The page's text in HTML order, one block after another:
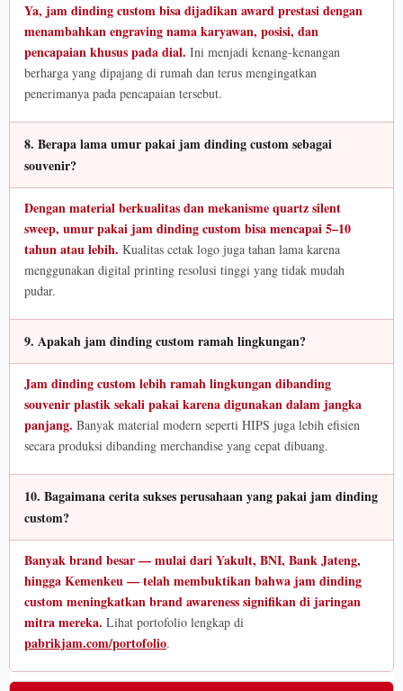
Ya, jam dinding custom bisa dijadikan award prestasi dengan
menambahkan engraving nama karyawan, posisi, dan
pencapaian khusus pada dial. Ini menjadi kenang-kenangan
berharga yang dipajang di rumah dan terus mengingatkan
penerimanya pada pencapaian tersebut.
8. Berapa lama umur pakai jam dinding custom sebagai
souvenir?
Dengan material berkualitas dan mekanisme quartz silent
sweep, umur pakai jam dinding custom bisa mencapai 5–10
tahun atau lebih. Kualitas cetak logo juga tahan lama karena
menggunakan digital printing resolusi tinggi yang tidak mudah
pudar.
9. Apakah jam dinding custom ramah lingkungan?
Jam dinding custom lebih ramah lingkungan dibanding
souvenir plastik sekali pakai karena digunakan dalam jangka
panjang. Banyak material modern seperti HIPS juga lebih efisien
secara produksi dibanding merchandise yang cepat dibuang.
10. Bagaimana cerita sukses perusahaan yang pakai jam dinding
custom?
Banyak brand besar — mulai dari Yakult, BNI, Bank Jateng,
hingga Kemenkeu — telah membuktikan bahwa jam dinding
custom meningkatkan brand awareness signifikan di jaringan
mitra mereka. Lihat portofolio lengkap di
pabrikjam.com/portofolio.